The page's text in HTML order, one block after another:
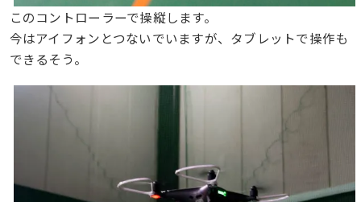
このコントローラーで操縦します。
今はアイフォンとつないでいますが、タブレットで操作も
できるそう。